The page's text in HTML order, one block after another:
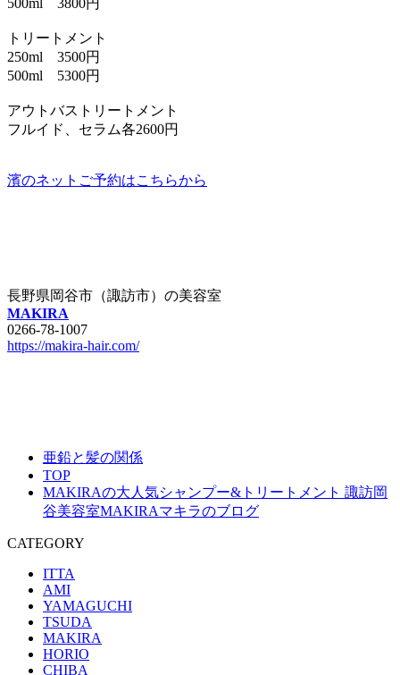
トリートメント
250ml 3500円
500ml 5300円
アウトバストリートメント
フルイド、セラム各2600円
濱のネットご予約はこちらから
長野県岡谷市（諏訪市）の美容室
MAKIRA
0266-78-1007
https://makira-hair.com/
亜鉛と髪の関係
TOP
MAKIRAの大人気シャンプー&トリートメント 諏訪岡
谷美容室MAKIRAマキラのブログ
CATEGORY
ITTA
AMI
YAMAGUCHI
TSUDA
MAKIRA
HORIO
CHIBA